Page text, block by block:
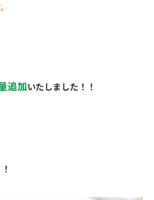
追加いたしました！！